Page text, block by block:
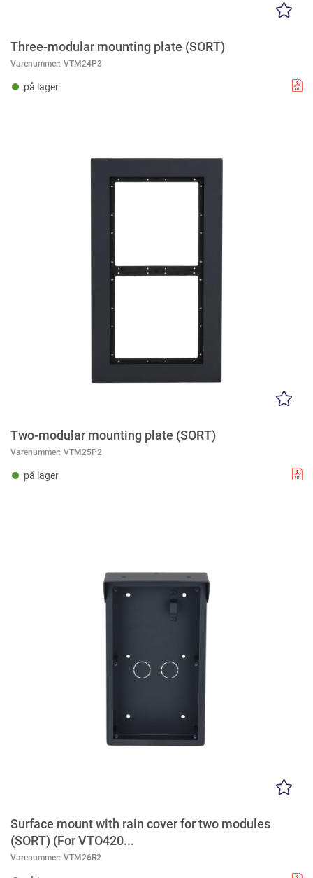
Three-modular mounting plate (SORT)
Varenummer: VTM24P3
på lager
Two-modular mounting plate (SORT)
Varenummer: VTM25P2
på lager
Surface mount with rain cover for two modules
(SORT) (For VTO420...
Varenummer: VTM26R2